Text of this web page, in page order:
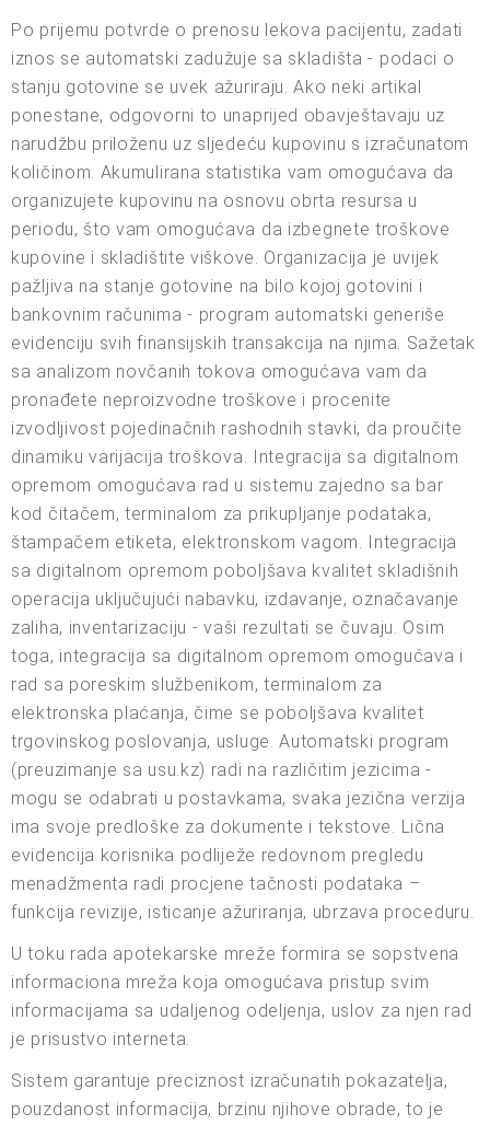
Po prijemu potvrde o prenosu lekova pacijentu, zadati
iznos se automatski zadužuje sa skladišta - podaci o
stanju gotovine se uvek ažuriraju. Ako neki artikal
ponestane, odgovorni to unaprijed obavještavaju uz
narudžbu priloženu uz sljedeću kupovinu s izračunatom
količinom. Akumulirana statistika vam omogućava da
organizujete kupovinu na osnovu obrta resursa u
periodu, što vam omogućava da izbegnete troškove
kupovine i skladištite viškove. Organizacija je uvijek
pažljiva na stanje gotovine na bilo kojoj gotovini i
bankovnim računima - program automatski generiše
evidenciju svih finansijskih transakcija na njima. Sažetak
sa analizom novčanih tokova omogućava vam da
pronađete neproizvodne troškove i procenite
izvodljivost pojedinačnih rashodnih stavki, da proučite
dinamiku varijacija troškova. Integracija sa digitalnom
opremom omogućava rad u sistemu zajedno sa bar
kod čitačem, terminalom za prikupljanje podataka,
štampačem etiketa, elektronskom vagom. Integracija
sa digitalnom opremom poboljšava kvalitet skladišnih
operacija uključujući nabavku, izdavanje, označavanje
zaliha, inventarizaciju - vaši rezultati se čuvaju. Osim
toga, integracija sa digitalnom opremom omogućava i
rad sa poreskim službenikom, terminalom za
elektronska plaćanja, čime se poboljšava kvalitet
trgovinskog poslovanja, usluge. Automatski program
(preuzimanje sa usu.kz) radi na različitim jezicima -
mogu se odabrati u postavkama, svaka jezična verzija
ima svoje predloške za dokumente i tekstove. Lična
evidencija korisnika podliježe redovnom pregledu
menadžmenta radi procjene tačnosti podataka –
funkcija revizije, isticanje ažuriranja, ubrzava proceduru.
U toku rada apotekarske mreže formira se sopstvena
informaciona mreža koja omogućava pristup svim
informacijama sa udaljenog odeljenja, uslov za njen rad
je prisustvo interneta.
Sistem garantuje preciznost izračunatih pokazatelja,
pouzdanost informacija, brzinu njihove obrade, to je